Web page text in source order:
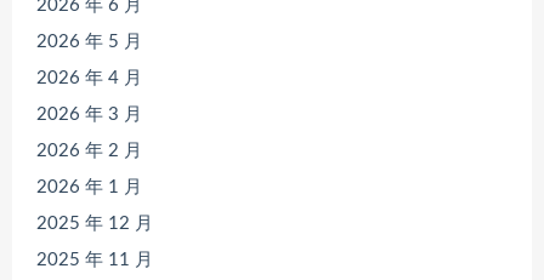
2026 年 6 月
2026 年 5 月
2026 年 4 月
2026 年 3 月
2026 年 2 月
2026 年 1 月
2025 年 12 月
2025 年 11 月